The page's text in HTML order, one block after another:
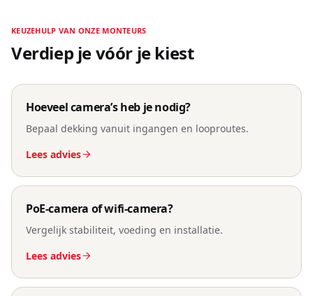
KEUZEHULP VAN ONZE MONTEURS
Verdiep je vóór je kiest
Hoeveel camera’s heb je nodig?
Bepaal dekking vanuit ingangen en looproutes.
Lees advies
PoE-camera of wifi-camera?
Vergelijk stabiliteit, voeding en installatie.
Lees advies